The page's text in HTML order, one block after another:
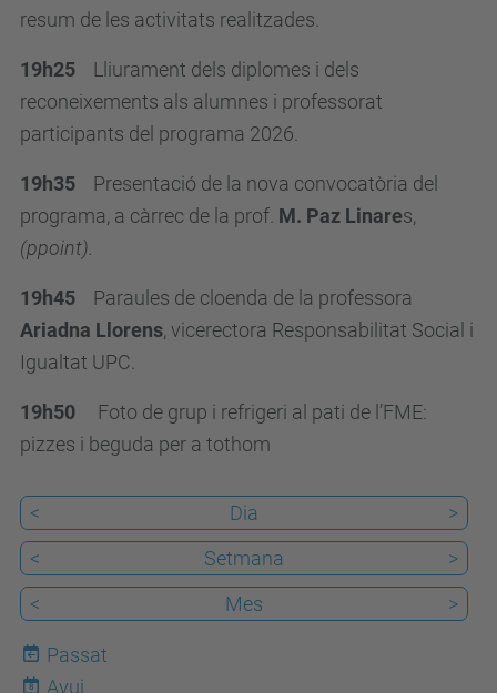
/
s
d
e
v
e
n
m
e
n
t
s
a
c
e
c
resum de les activitats realitzades.
19h25 Lliurament dels diplomes i dels
reconeixements als alumnes i professorat
participants del programa 2026.
19h35 Presentació de la nova convocatòria del
programa, a càrrec de la prof. M. Paz Linares,
(ppoint).
19h45 Paraules de cloenda de la professora
Ariadna Llorens, vicerectora Responsabilitat Social i
Igualtat UPC.
19h50 Foto de grup i refrigeri al pati de l’FME:
pizzes i beguda per a tothom
< Dia
>
<
Setmana
>
<
Mes >
Passat
8
Avui